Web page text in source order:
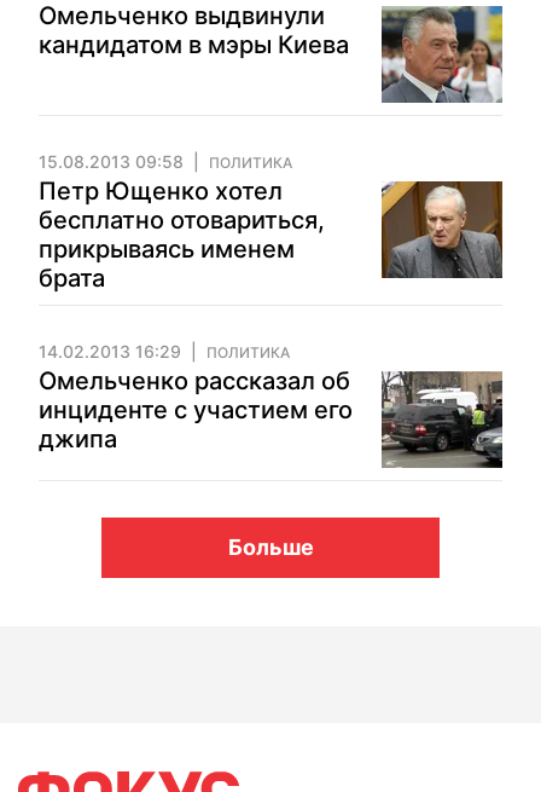
Омельченко выдвинули
кандидатом в мэры Киева
15.08.2013 09:58 ПОЛИТИКА
Петр Ющенко хотел
бесплатно отовариться,
прикрываясь именем
брата
14.02.2013 16:29 ПОЛИТИКА
Омельченко рассказал об
инциденте с участием его
джипа
Больше